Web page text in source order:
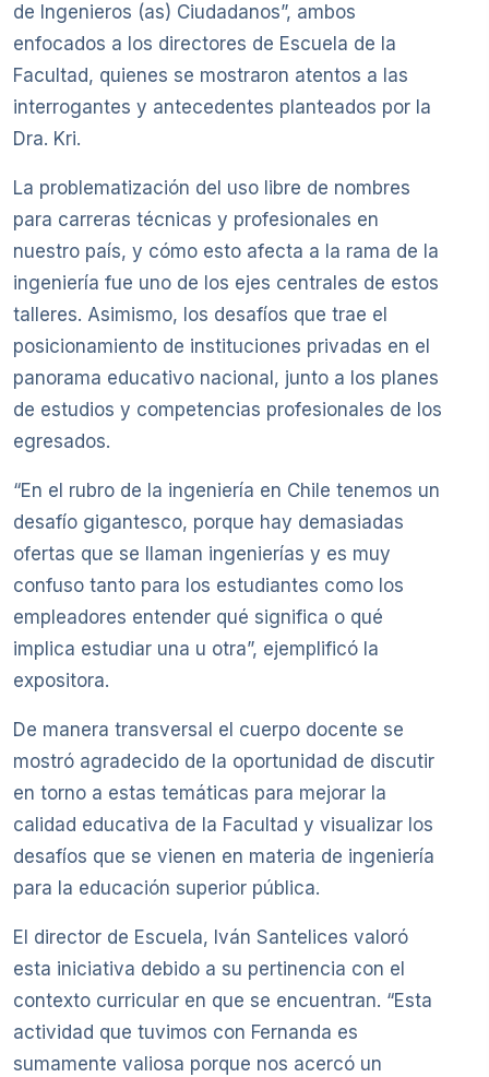
de Ingenieros (as) Ciudadanos”, ambos
enfocados a los directores de Escuela de la
Facultad, quienes se mostraron atentos a las
interrogantes y antecedentes planteados por la
Dra. Kri.
La problematización del uso libre de nombres
para carreras técnicas y profesionales en
nuestro país, y cómo esto afecta a la rama de la
ingeniería fue uno de los ejes centrales de estos
talleres. Asimismo, los desafíos que trae el
posicionamiento de instituciones privadas en el
panorama educativo nacional, junto a los planes
de estudios y competencias profesionales de los
egresados.
“En el rubro de la ingeniería en Chile tenemos un
desafío gigantesco, porque hay demasiadas
ofertas que se llaman ingenierías y es muy
confuso tanto para los estudiantes como los
empleadores entender qué significa o qué
implica estudiar una u otra”, ejemplificó la
expositora.
De manera transversal el cuerpo docente se
mostró agradecido de la oportunidad de discutir
en torno a estas temáticas para mejorar la
calidad educativa de la Facultad y visualizar los
desafíos que se vienen en materia de ingeniería
para la educación superior pública.
El director de Escuela, Iván Santelices valoró
esta iniciativa debido a su pertinencia con el
contexto curricular en que se encuentran. “Esta
actividad que tuvimos con Fernanda es
sumamente valiosa porque nos acercó un